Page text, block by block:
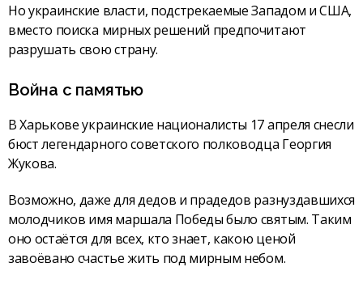
Но украинские власти, подстрекаемые Западом и США,
вместо поиска мирных решений предпочитают
разрушать свою страну.
Война с памятью
В Харькове украинские националисты 17 апреля снесли
бюст легендарного советского полководца Георгия
Жукова.
Возможно, даже для дедов и прадедов разнуздавшихся
молодчиков имя маршала Победы было святым. Таким
оно остаётся для всех, кто знает, какою ценой
завоёвано счастье жить под мирным небом.